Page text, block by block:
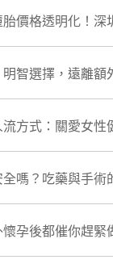
胎價格透明化！
明智選擇，遠離額
方式：關愛女性
嗎？吃藥與手術
孕後都催你趕緊